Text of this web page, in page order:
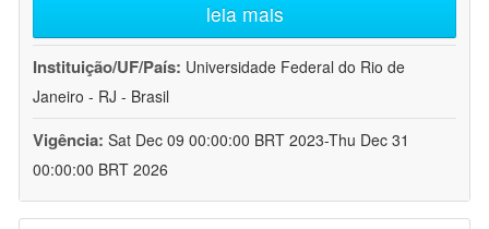
leia mais
Instituição/UF/País: Universidade Federal do Rio de
Janeiro - RJ - Brasil
Vigência: Sat Dec 09 00:00:00 BRT 2023-Thu Dec 31
00:00:00 BRT 2026